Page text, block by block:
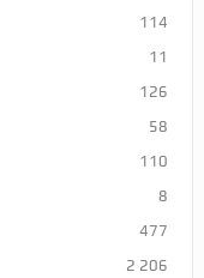
114
11
126
58
110
8
477
2 206